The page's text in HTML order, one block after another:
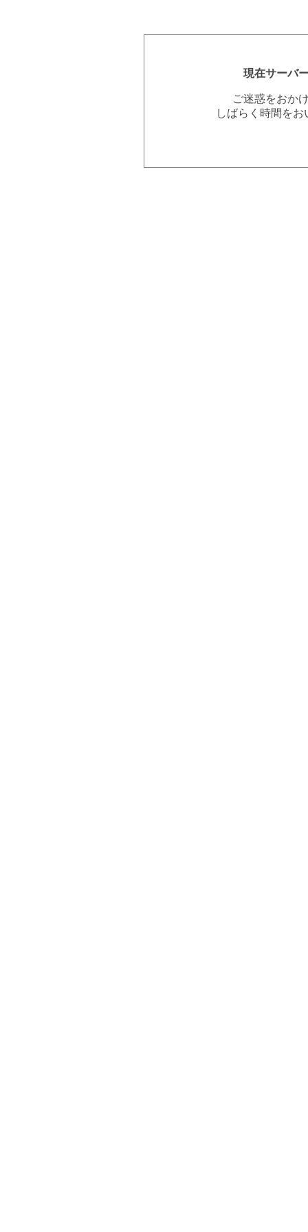
現在サーバ
ご迷惑をおか
しばらく時間を